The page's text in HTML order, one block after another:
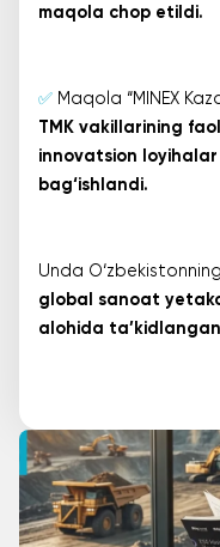
maqola chop etildi.
✅ Maqola “MINEX
TMK vakillarining
innovatsion
bag‘ishlandi.
Unda
global sanoat
alohida